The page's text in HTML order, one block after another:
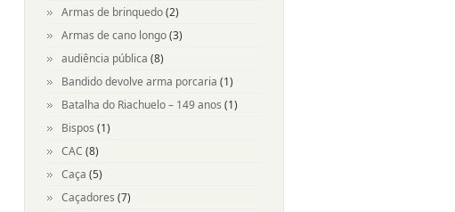
Armas de brinquedo(2)
Armas de cano longo(3)
audiência pública (8)
Bandido devolve arma porcaria (1)
Batalha do Riachuelo – 149 anos (1)
Bispos (1)
CAC (8)
Caça (5)
Caçadores (7)